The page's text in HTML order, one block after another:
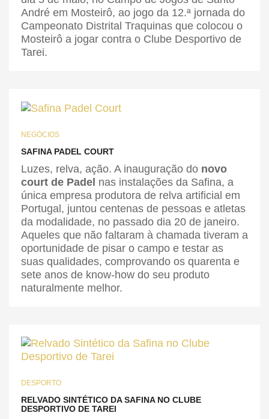
André em Mosteirô, ao jogo da 12.ª jornada do
Campeonato Distrital Traquinas que colocou o
Mosteirô a jogar contra o Clube Desportivo de
Tarei.
NEGÓCIOS
SAFINA PADEL COURT
Luzes, relva, ação. A inauguração do novo
court de Padel nas instalações da Safina, a
única empresa produtora de relva artificial em
Portugal, juntou centenas de pessoas e atletas
da modalidade, no passado dia 20 de janeiro.
Aqueles que não faltaram à chamada tiveram a
oportunidade de pisar o campo e testar as
suas qualidades, comprovando os quarenta e
sete anos de know-how do seu produto
naturalmente melhor.
DESPORTO
RELVADO SINTÉTICO DA SAFINA NO CLUBE
DESPORTIVO DE TAREI